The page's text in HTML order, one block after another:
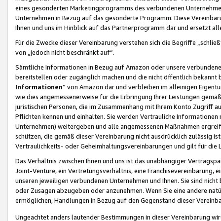
eines gesonderten Marketingprogramms des verbundenen
Unternehmen in Bezug auf das gesonderte Programm. Diese
Ihnen und uns im Hinblick auf das Partnerprogramm dar und ersetzt
Für die Zwecke dieser Vereinbarung verstehen sich die Begriffe
von „jedoch nicht beschränkt auf“.
Sämtliche Informationen in Bezug auf Amazon oder unsere
bereitstellen oder zugänglich machen und die nicht öffentlich
Informationen“ von Amazon dar und verbleiben im alleinigen
wie dies angemessenerweise für die Erbringung Ihrer Leistungen
juristischen Personen, die im Zusammenhang mit Ihrem Konto
Pflichten kennen und einhalten. Sie werden Vertrauliche
Unternehmen) weitergeben und alle angemessenen Maßnahmen
schützen, die gemäß dieser Vereinbarung nicht ausdrücklich zulässig
Vertraulichkeits- oder Geheimhaltungsvereinbarungen und gilt für die
Das Verhältnis zwischen Ihnen und uns ist das unabhängiger
Joint-Venture, ein Vertretungsverhältnis, eine Franchisevereinbarung,
unseren jeweiligen verbundenen Unternehmen und Ihnen. Sie sind
oder Zusagen abzugeben oder anzunehmen. Wenn Sie eine andere
ermöglichen, Handlungen in Bezug auf den Gegenstand dieser
Ungeachtet anders lautender Bestimmungen in dieser Vereinbarung